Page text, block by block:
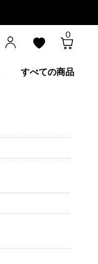
0
すべての商品